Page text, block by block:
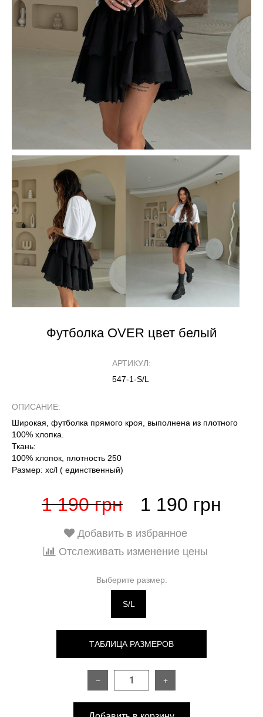
Футболка OVER цвет белый
АРТИКУЛ:
547-1-S/L
ОПИСАНИЕ:
Широкая, футболка прямого кроя, выполнена из плотного
100% хлопка.
Ткань:
100% хлопок, плотность 250
Размер: хс/l ( единственный)
1 190 грн 1 190 грн
Добавить в избранное
Отслеживать изменение цены
Выберите размер:
S/L
ТАБЛИЦА РАЗМЕРОВ
РАЗМЕР
− +